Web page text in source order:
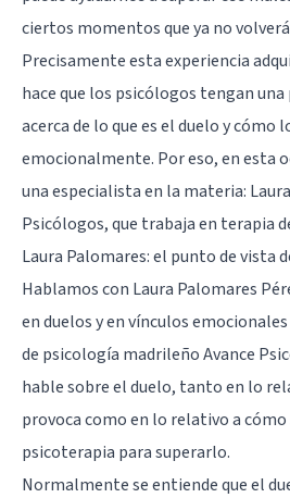
ciertos momentos que ya no
Precisamente esta experiencia
hace que los psicólogos tengan
acerca de lo que es el duelo y
emocionalmente. Por eso, en esta
una especialista en la materia:
Psicólogos, que trabaja en terapia
Laura Palomares: el punto de vista
Hablamos con Laura Palomares
en duelos y en vínculos
de psicología madrileñoAvance
hable sobre el duelo, tanto en lo
provoca como en lo relativo a
psicoterapia para superarlo.
Normalmente se entiende que el